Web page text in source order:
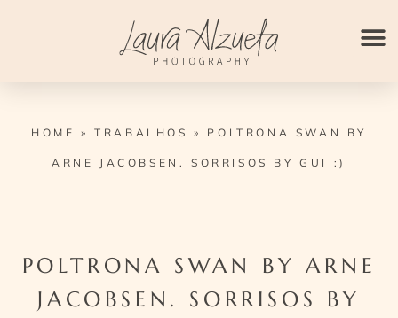
HOME »TRABALHOS » POLTRONA SWAN BY
ARNE JACOBSEN. SORRISOS BY GUI :)
POLTRONA SWAN BY ARNE
JACOBSEN. SORRISOS BY